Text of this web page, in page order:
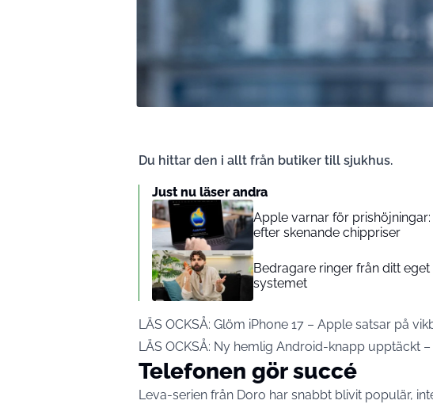
Du hittar den i allt från butiker till sjukhus.
Just nu läser andra
Apple varnar för
efter skenande chippriser
Bedragare ringer från ditt
systemet
LÄS OCKSÅ: Glöm iPhone 17 – Apple satsar på
LÄS OCKSÅ: Ny hemlig Android-knapp upptäckt
Telefonen gör succé
Leva-serien från Doro har snabbt blivit populär,